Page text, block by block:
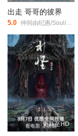
出走 哥哥的彼界
5.0 仲间由纪惠/Soul/又吉伶音/伊波れいり/松田流花/津波竜斗/内田树/盧礼欧/玉城敦子/城间やよい/津嘉山正种/寺辻健一郎/
更新至HD